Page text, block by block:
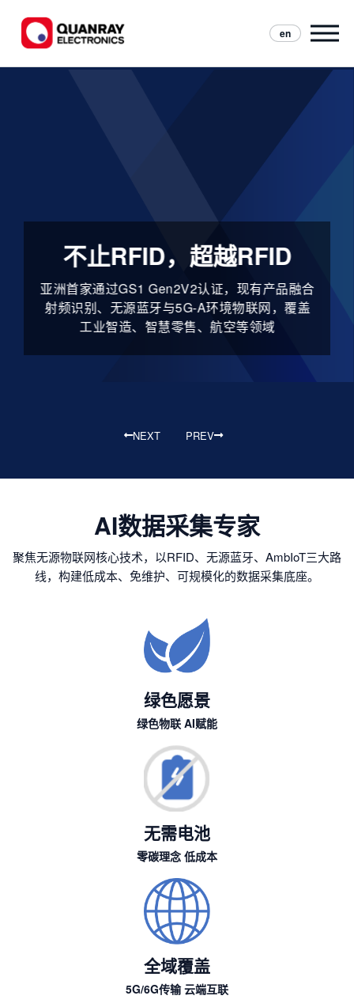
en
不止RFID，超越RFID
亚洲首家通过GS1 Gen2V2认证，现有产品融合
射频识别、无源蓝牙与5G‑A环境物联网，覆盖
工业智造、智慧零售、航空等领域
NEXT PREV
AI数据采集专家
聚焦无源物联网核心技术，以RFID、无源蓝牙、AmbIoT三大路
线，构建低成本、免维护、可规模化的数据采集底座。
绿色愿景
绿色物联 AI赋能
无需电池
零碳理念 低成本
全域覆盖
5G/6G传输 云端互联